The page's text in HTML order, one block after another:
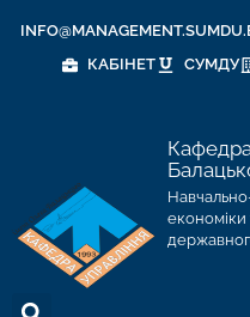
КАБІНЕТ
СУМДУ